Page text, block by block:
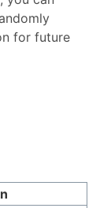
for future